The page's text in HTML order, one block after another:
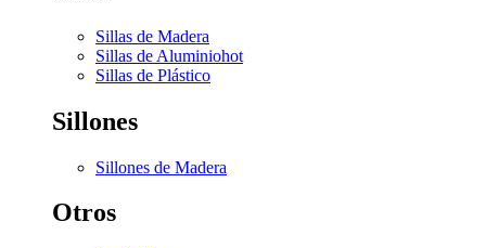
Sillas de Madera
Sillas de Aluminiohot
Sillas de Plástico
Sillones
Sillones de Madera
Otros